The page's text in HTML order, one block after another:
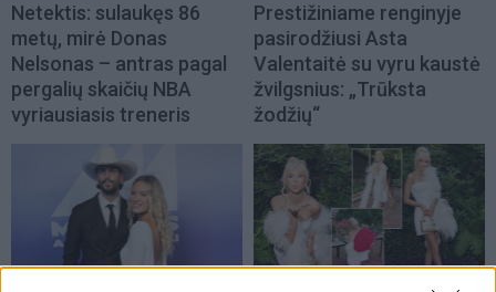
Netektis: sulaukęs 86
metų, mirė Donas
Nelsonas – antras pagal
pergalių skaičių NBA
vyriausiasis treneris
Prestižiniame renginyje
pasirodžiusi Asta
Valentaitė su vyru kaustė
žvilgsnius: „Trūksta
žodžių“